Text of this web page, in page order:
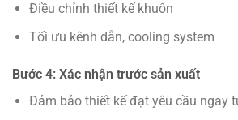
Điều chỉnh thiết kế khuôn
Tối ưu kênh dẫn, cooling system
Bước 4: Xác nhận trước sản xuất
Đảm bảo thiết kế đạt yêu cầu ngay